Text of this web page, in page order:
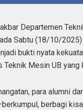
Departemen
Sabtu (18/10/
bukti nyata
Mesin UB yang
para alumni
berbagi